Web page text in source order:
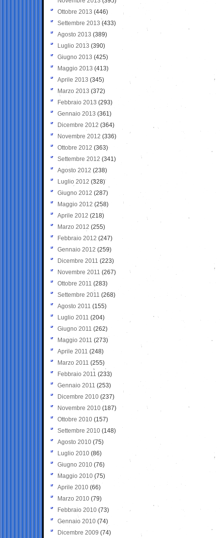
Ottobre 2013 (446)
Settembre 2013 (433)
Agosto 2013 (389)
Luglio 2013 (390)
Giugno 2013 (425)
Maggio 2013 (413)
Aprile 2013 (345)
Marzo 2013 (372)
Febbraio 2013 (293)
Gennaio 2013 (361)
Dicembre 2012 (364)
Novembre 2012 (336)
Ottobre 2012 (363)
Settembre 2012 (341)
Agosto 2012 (238)
Luglio 2012 (328)
Giugno 2012 (287)
Maggio 2012 (258)
Aprile 2012 (218)
Marzo 2012 (255)
Febbraio 2012 (247)
Gennaio 2012 (259)
Dicembre 2011 (223)
Novembre 2011 (267)
Ottobre 2011 (283)
Settembre 2011 (268)
Agosto 2011 (155)
Luglio 2011 (204)
Giugno 2011 (262)
Maggio 2011 (273)
Aprile 2011 (248)
Marzo 2011 (255)
Febbraio 2011 (233)
Gennaio 2011 (253)
Dicembre 2010 (237)
Novembre 2010 (187)
Ottobre 2010 (157)
Settembre 2010 (148)
Agosto 2010 (75)
Luglio 2010 (86)
Giugno 2010 (76)
Maggio 2010 (75)
Aprile 2010 (66)
Marzo 2010 (79)
Febbraio 2010 (73)
Gennaio 2010 (74)
Dicembre 2009 (74)